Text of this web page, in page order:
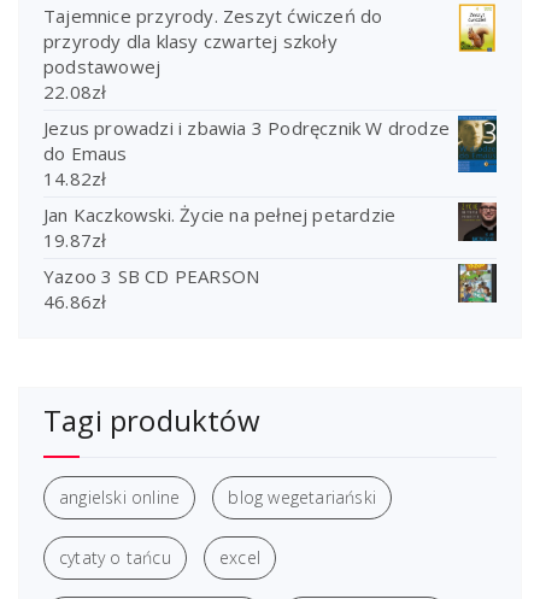
Tajemnice przyrody. Zeszyt ćwiczeń do
przyrody dla klasy czwartej szkoły
podstawowej
22.08zł
Jezus prowadzi i zbawia 3 Podręcznik W drodze
do Emaus
14.82zł
Jan Kaczkowski. Życie na pełnej petardzie
19.87zł
Yazoo 3 SB CD PEARSON
46.86zł
Tagi produktów
angielski online blog wegetariański
cytaty o tańcu excel